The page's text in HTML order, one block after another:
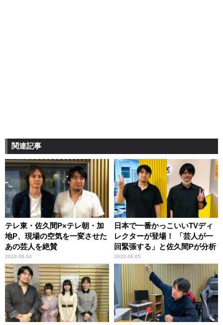
関連記事
テレ東・佐久間P×テレ朝・加
地P、現場の空気を一変させた
あの芸人を絶賛
2019.06.04
日本で一番かっこいいTVディ
レクターが登場！ 「芸人が一
回緊張する」と佐久間Pが分析
2020.08.05